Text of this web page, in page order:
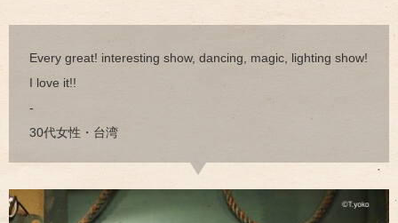
Every great! interesting show, dancing, magic, lighting show!
I love it!!
-
30代女性・台湾